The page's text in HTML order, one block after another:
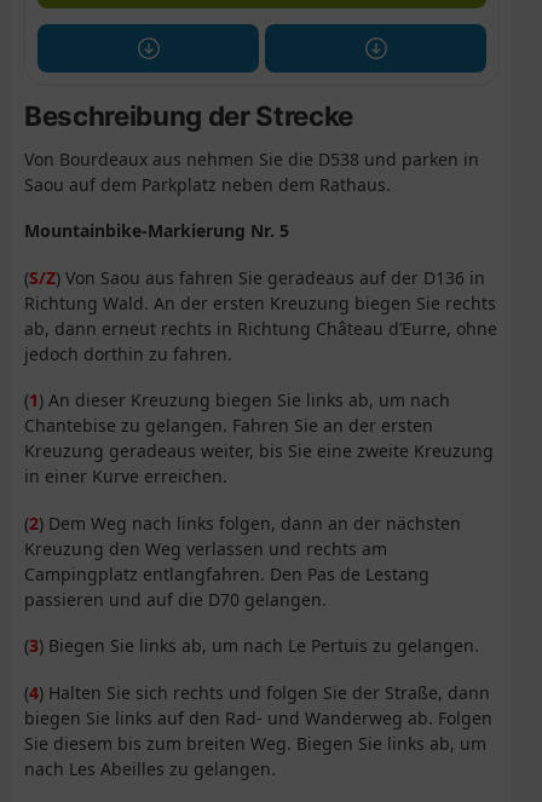
Beschreibung der Strecke
Von Bourdeaux aus nehmen Sie die D538 und parken in
Saou auf dem Parkplatz neben dem Rathaus.
Mountainbike-Markierung Nr. 5
(S/Z) Von Saou aus fahren Sie geradeaus auf der D136 in
Richtung Wald. An der ersten Kreuzung biegen Sie rechts
ab, dann erneut rechts in Richtung Château d’Eurre, ohne
jedoch dorthin zu fahren.
(1) An dieser Kreuzung biegen Sie links ab, um nach
Chantebise zu gelangen. Fahren Sie an der ersten
Kreuzung geradeaus weiter, bis Sie eine zweite Kreuzung
in einer Kurve erreichen.
(2) Dem Weg nach links folgen, dann an der nächsten
Kreuzung den Weg verlassen und rechts am
Campingplatz entlangfahren. Den Pas de Lestang
passieren und auf die D70 gelangen.
(3) Biegen Sie links ab, um nach Le Pertuis zu gelangen.
(4) Halten Sie sich rechts und folgen Sie der Straße, dann
biegen Sie links auf den Rad- und Wanderweg ab. Folgen
Sie diesem bis zum breiten Weg. Biegen Sie links ab, um
nach Les Abeilles zu gelangen.